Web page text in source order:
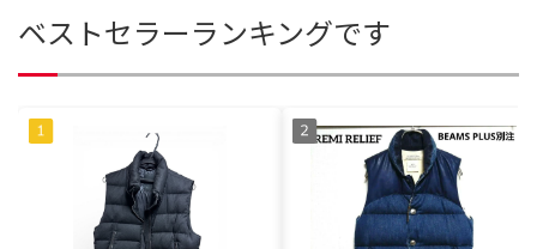
ベストセラーランキングです